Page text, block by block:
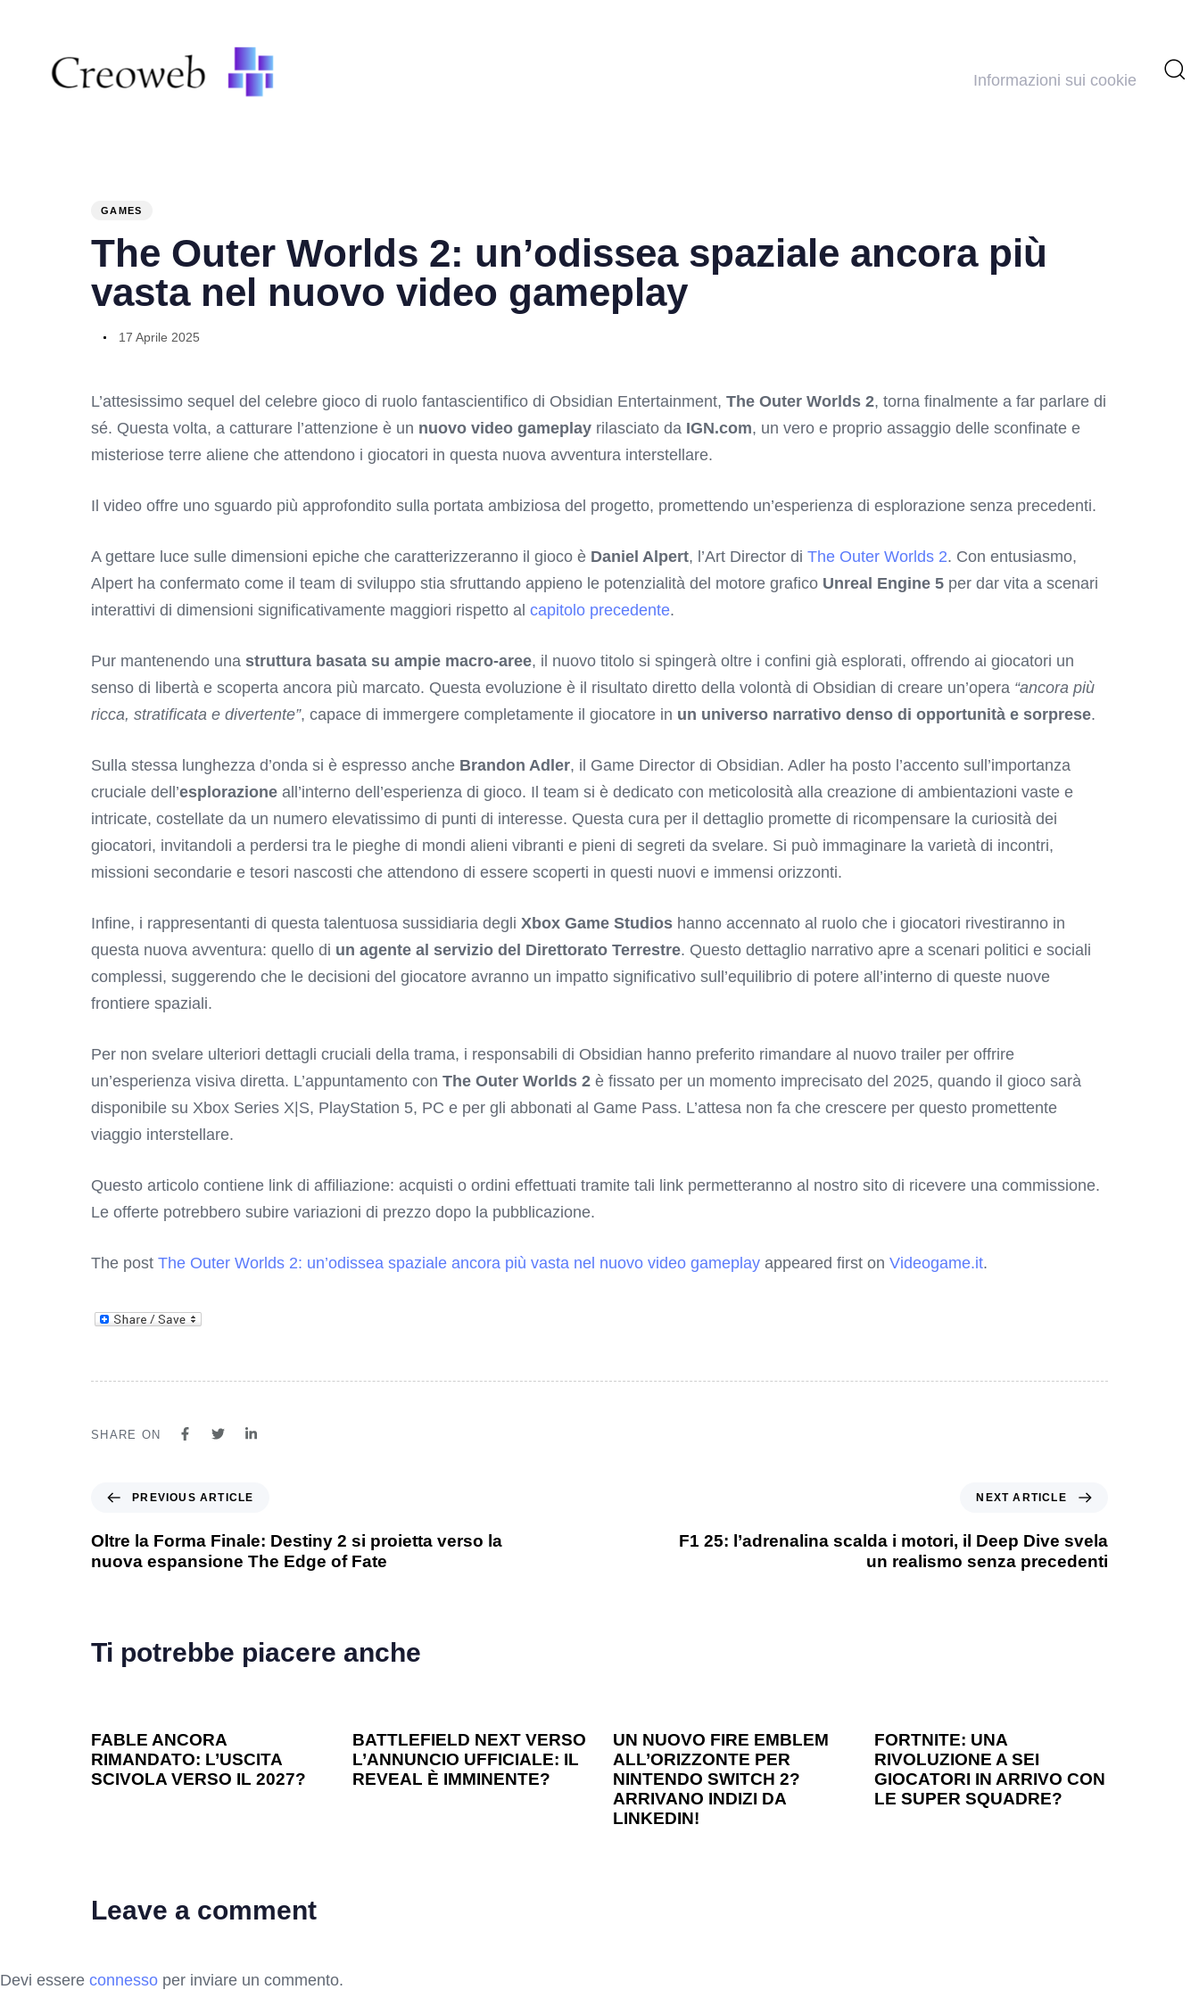
Informazioni sui cookie
GAMES
The Outer Worlds 2: un’odissea spaziale ancora più
vasta nel nuovo video gameplay
17 Aprile 2025
L’attesissimo sequel del celebre gioco di ruolo fantascientifico di Obsidian Entertainment, The Outer Worlds 2, torna finalmente a far parlare di
sé. Questa volta, a catturare l’attenzione è un nuovo video gameplay rilasciato da IGN.com, un vero e proprio assaggio delle sconfinate e
misteriose terre aliene che attendono i giocatori in questa nuova avventura interstellare.
Il video offre uno sguardo più approfondito sulla portata ambiziosa del progetto, promettendo un’esperienza di esplorazione senza precedenti.
A gettare luce sulle dimensioni epiche che caratterizzeranno il gioco è Daniel Alpert, l’Art Director di The Outer Worlds 2. Con entusiasmo,
Alpert ha confermato come il team di sviluppo stia sfruttando appieno le potenzialità del motore grafico Unreal Engine 5 per dar vita a scenari
interattivi di dimensioni significativamente maggiori rispetto al capitolo precedente.
Pur mantenendo una struttura basata su ampie macro-aree, il nuovo titolo si spingerà oltre i confini già esplorati, offrendo ai giocatori un
senso di libertà e scoperta ancora più marcato. Questa evoluzione è il risultato diretto della volontà di Obsidian di creare un’opera “ancora più
ricca, stratificata e divertente”, capace di immergere completamente il giocatore in un universo narrativo denso di opportunità e sorprese.
Sulla stessa lunghezza d’onda si è espresso anche Brandon Adler, il Game Director di Obsidian. Adler ha posto l’accento sull’importanza
cruciale dell’esplorazione all’interno dell’esperienza di gioco. Il team si è dedicato con meticolosità alla creazione di ambientazioni vaste e
intricate, costellate da un numero elevatissimo di punti di interesse. Questa cura per il dettaglio promette di ricompensare la curiosità dei
giocatori, invitandoli a perdersi tra le pieghe di mondi alieni vibranti e pieni di segreti da svelare. Si può immaginare la varietà di incontri,
missioni secondarie e tesori nascosti che attendono di essere scoperti in questi nuovi e immensi orizzonti.
Infine, i rappresentanti di questa talentuosa sussidiaria degli Xbox Game Studios hanno accennato al ruolo che i giocatori rivestiranno in
questa nuova avventura: quello di un agente al servizio del Direttorato Terrestre. Questo dettaglio narrativo apre a scenari politici e sociali
complessi, suggerendo che le decisioni del giocatore avranno un impatto significativo sull’equilibrio di potere all’interno di queste nuove
frontiere spaziali.
Per non svelare ulteriori dettagli cruciali della trama, i responsabili di Obsidian hanno preferito rimandare al nuovo trailer per offrire
un’esperienza visiva diretta. L’appuntamento con The Outer Worlds 2 è fissato per un momento imprecisato del 2025, quando il gioco sarà
disponibile su Xbox Series X|S, PlayStation 5, PC e per gli abbonati al Game Pass. L’attesa non fa che crescere per questo promettente
viaggio interstellare.
Questo articolo contiene link di affiliazione: acquisti o ordini effettuati tramite tali link permetteranno al nostro sito di ricevere una commissione.
Le offerte potrebbero subire variazioni di prezzo dopo la pubblicazione.
The post The Outer Worlds 2: un’odissea spaziale ancora più vasta nel nuovo video gameplay appeared first on Videogame.it.
SHARE ON
PREVIOUS ARTICLE
Oltre la Forma Finale: Destiny 2 si proietta verso la
nuova espansione The Edge of Fate
NEXT ARTICLE
F1 25: l’adrenalina scalda i motori, il Deep Dive svela
un realismo senza precedenti
Ti potrebbe piacere anche
FABLE ANCORA
RIMANDATO: L’USCITA
SCIVOLA VERSO IL 2027?
BATTLEFIELD NEXT VERSO
L’ANNUNCIO UFFICIALE: IL
REVEAL È IMMINENTE?
UN NUOVO FIRE EMBLEM
ALL’ORIZZONTE PER
NINTENDO SWITCH 2?
ARRIVANO INDIZI DA
LINKEDIN!
FORTNITE: UNA
RIVOLUZIONE A SEI
GIOCATORI IN ARRIVO CON
LE SUPER SQUADRE?
Leave a comment
Devi essere connesso per inviare un commento.